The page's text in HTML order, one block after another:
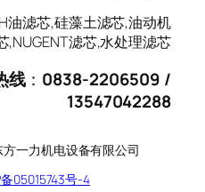
油滤芯,硅藻土滤芯,油动机
,NUGENT滤芯,水处理滤芯
线： 0838-2206509 /
13547042288
一力机电设备有限公司
05015743号-4